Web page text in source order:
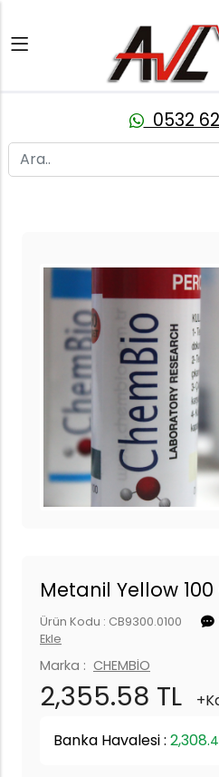
0532
Metanil Yellow 100
Ürün Kodu : CB9300.0100
Ekle
Marka : CHEMBİO
2,355.58 TL
Banka Havalesi : 2,308.